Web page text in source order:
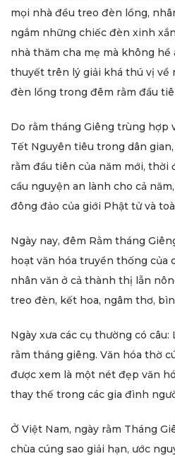
mọi nhà đều treo đèn lồng,
ngắm những chiếc đèn xinh
nhà thăm cha mẹ mà không
thuyết trên lý giải khá thú vị về
đèn lồng trong đêm rằm đầu
Do rằm tháng Giêng trùng hợp
Tết Nguyên tiêu trong dân
rằm đầu tiên của năm mới,
cầu nguyện an lành cho cả
đông đảo của giới Phật tử và
Ngày nay, đêm Rằm tháng
hoạt văn hóa truyền thống của
nhân văn ở cả thành thị lẫn
treo đèn, kết hoa, ngâm thơ,
Ngày xưa các cụ thường có
rằm tháng giêng. Văn hóa thờ
được xem là một nét đẹp văn
thay thế trong các gia đình
Ở Việt Nam, ngày rằm Tháng
chùa cúng sao giải hạn, ước